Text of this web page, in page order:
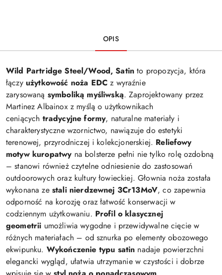
OPIS
Wild Partridge Steel/Wood, Satin to propozycja, która
łączy użytkowość noża EDC z wyraźnie
zarysowaną symboliką myśliwską. Zaprojektowany przez
Martinez Albainox z myślą o użytkownikach
ceniących tradycyjne formy, naturalne materiały i
charakterystyczne wzornictwo, nawiązuje do estetyki
terenowej, przyrodniczej i kolekcjonerskiej. Reliefowy
motyw kuropatwy na bolsterze pełni nie tylko rolę ozdobną
– stanowi również czytelne odniesienie do zastosowań
outdoorowych oraz kultury łowieckiej. Głownia noża została
wykonana ze stali nierdzewnej 3Cr13MoV, co zapewnia
odporność na korozję oraz łatwość konserwacji w
codziennym użytkowaniu. Profil o klasycznej
geometrii umożliwia wygodne i przewidywalne cięcie w
różnych materiałach – od sznurka po elementy obozowego
ekwipunku. Wykończenie typu satin nadaje powierzchni
elegancki wygląd, ułatwia utrzymanie w czystości i dobrze